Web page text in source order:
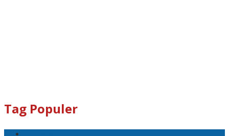
Tag Populer